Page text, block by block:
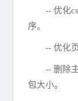
-- 优化
序。
-- 优化
-- 删除
包大小。